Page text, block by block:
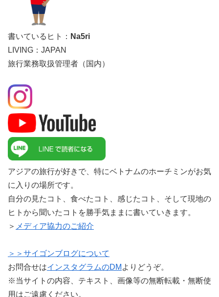
書いているヒト： Na5ri
LIVING：JAPAN
旅行業務取扱管理者（国内）
アジアの旅行が好きで、特にベトナムのホーチミンがお気
に入りの場所です。
自分の見たコト、食べたコト、感じたコト、そして現地の
ヒトから聞いたコトを勝手気ままに書いていきます。
＞ メディア協力のご紹介
＞＞サイゴンブログについて
お問合せはインスタグラムのDM よりどうぞ。
※当サイトの内容、テキスト、画像等の無断転載・無断使
用はご遠慮ください。